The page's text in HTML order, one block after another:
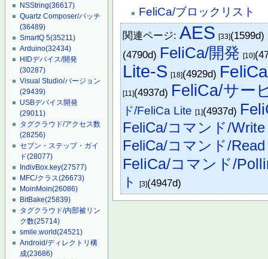
NSString(36617)
Quartz Composer/パッチ
(36489)
SmartQ 5(35211)
Arduino(32434)
HIDデバイス/開発
(30287)
Visual Studio/バージョン
(29439)
USBデバイス開発
(29011)
タグクラウド/アクセス数
(28256)
セブン・ステップ・ガイ
ド(28077)
IndivBox.key(27577)
MFC/クラス(26673)
MoinMoin(26086)
BitBake(25839)
タグクラウド/内部被リン
ク数(25714)
smile.world(24521)
Android/ディレクトリ構
成(23686)
FeliCa/ブロックリスト
関連ページ:AES [33](1599d)
(4790d) FeliCa/開発 [10]
Lite-S [18](4929d)
[11](4937d) FeliCa/サー
ド/FeliCa Lite [1](4937d)
FeliCa/コマンド/
FeliCa/コマンド/
FeliCa/コマンド/
ト [3](4947d)